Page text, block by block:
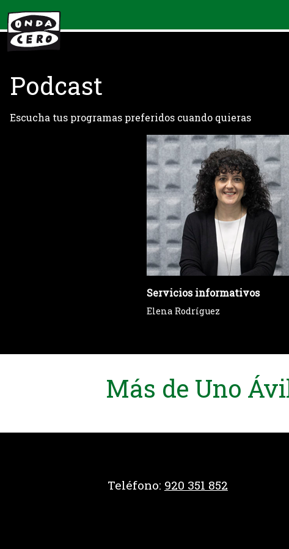
Podcast
Escucha tus programas preferidos cuando quieras
Servicios informativos
Elena Rodríguez
Más de Uno
Teléfono: 920 351 852